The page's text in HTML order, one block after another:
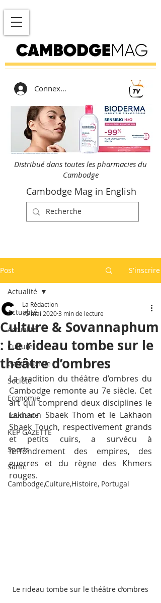
Connexion
Distribué dans toutes les pharmacies du
Cambodge
Cambodge Mag in English
Post S'inscrire
Actualité
Actualité
Culture
Gastronomie
Société
Economie
Tourisme
KEP GAZETTE
Sports
Santé
Cambodge,Culture,Histoire, Portugal
Actualité
Culture & Sovannaphum
: Le rideau tombe sur le
théâtre d’ombres
La Rédaction
15 mai 20203 min de lecture
La tradition du théâtre d’ombres du
Cambodge remonte au 7e siècle. Cet
art qui comprend deux disciplines le
Lakhaon Sbaek Thom et le Lakhaon
Sbaek Touch, respectivement grands
et petits cuirs, a survécu à
l’effondrement des empires, des
guerres et du règne des Khmers
rouges.
Le rideau tombe sur le théâtre d’ombres